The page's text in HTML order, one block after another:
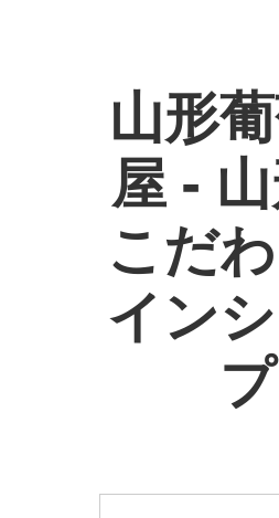
山形
屋 -
こだ
イン
プ